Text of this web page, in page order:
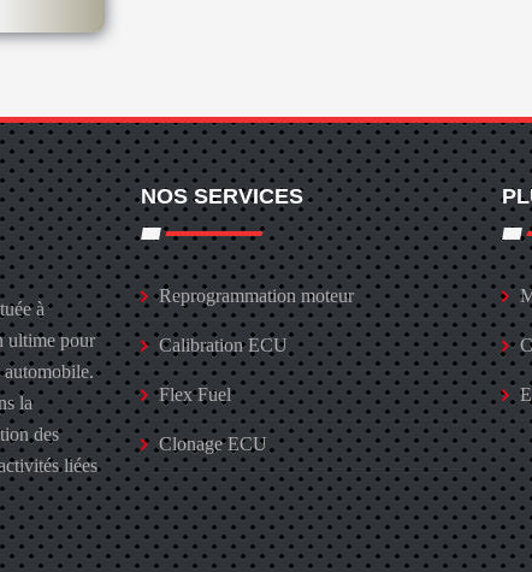
à
ultime pour
automobile.
la
des
liées
NOS SERVICES
Reprogrammation moteur
Calibration ECU
Flex Fuel
Clonage ECU